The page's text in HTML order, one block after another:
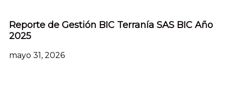
Reporte de Gestión BIC Terranía SAS BIC Año
2025
mayo 31, 2026